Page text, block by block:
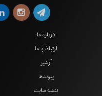
درباره ما
ارتباط با ما
آرشیو
پیوندها
نقشه سایت